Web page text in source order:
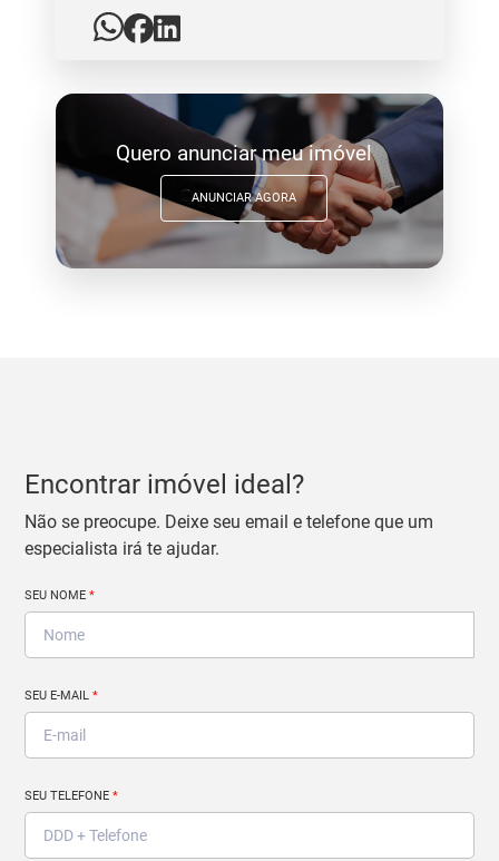
Quero anunciar meu imóvel
ANUNCIAR AGORA
Encontrar imóvel ideal?
Não se preocupe. Deixe seu email e telefone que um
especialista irá te ajudar.
SEU NOME*
SEU E-MAIL*
SEU TELEFONE*